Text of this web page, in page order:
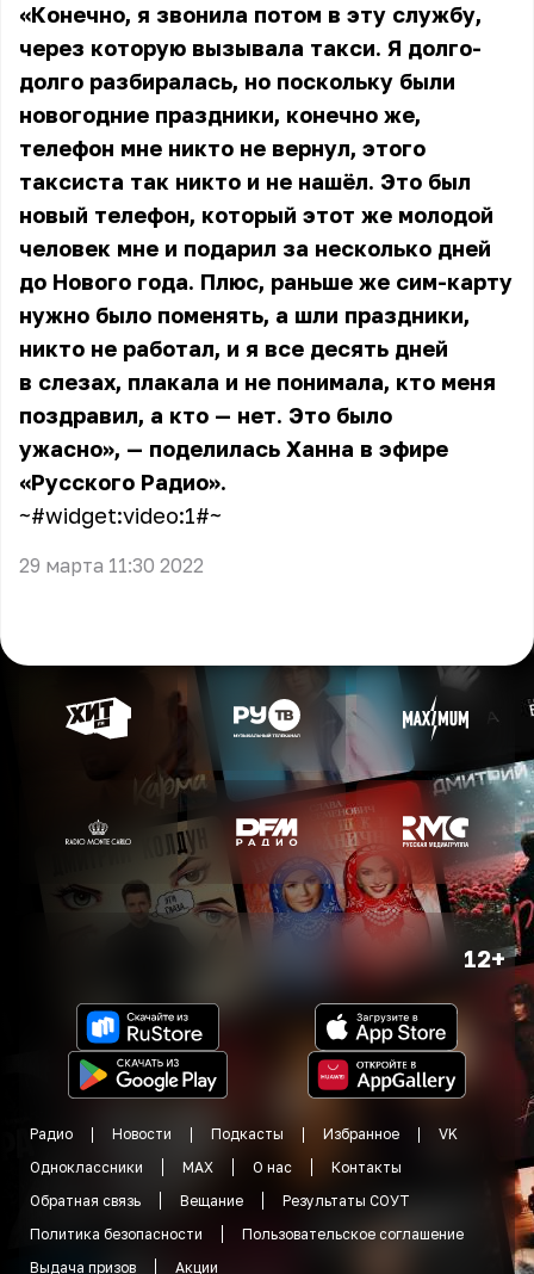
«Конечно, я звонила потом в эту службу,
через которую вызывала такси. Я долго-
долго разбиралась, но поскольку были
новогодние праздники, конечно же,
телефон мне никто не вернул, этого
таксиста так никто и не нашёл. Это был
новый телефон, который этот же молодой
человек мне и подарил за несколько дней
до Нового года. Плюс, раньше же сим-карту
нужно было поменять, а шли праздники,
никто не работал, и я все десять дней
в слезах, плакала и не понимала, кто меня
поздравил, а кто — нет. Это было
ужасно», — поделилась Ханна в эфире
«Русского Радио».
~#widget:video:1#~
29 марта 11:30 2022
12+
Радио Новости Подкасты Избранное
VK
Одноклассники
MAX О нас
Контакты
Обратная связь
Вещание
Результаты СОУТ
Политика безопасности
Пользовательское соглашение
Выдача призов
Акции